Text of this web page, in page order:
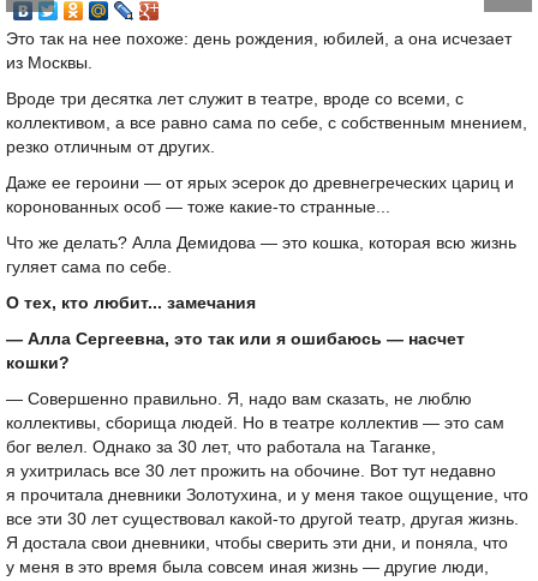
Это так на нее похоже: день рождения, юбилей, а она исчезает
из Москвы.
Вроде три десятка лет служит в театре, вроде со всеми, с
коллективом, а все равно сама по себе, с собственным мнением,
резко отличным от других.
Даже ее героини — от ярых эсерок до древнегреческих цариц и
коронованных особ — тоже какие-то странные...
Что же делать? Алла Демидова — это кошка, которая всю жизнь
гуляет сама по себе.
О тех, кто любит... замечания
— Алла Сергеевна, это так или я ошибаюсь — насчет
кошки?
— Совершенно правильно. Я, надо вам сказать, не люблю
коллективы, сборища людей. Но в театре коллектив — это сам
бог велел. Однако за 30 лет, что работала на Таганке,
я ухитрилась все 30 лет прожить на обочине. Вот тут недавно
я прочитала дневники Золотухина, и у меня такое ощущение, что
все эти 30 лет существовал какой-то другой театр, другая жизнь.
Я достала свои дневники, чтобы сверить эти дни, и поняла, что
у меня в это время была совсем иная жизнь — другие люди,